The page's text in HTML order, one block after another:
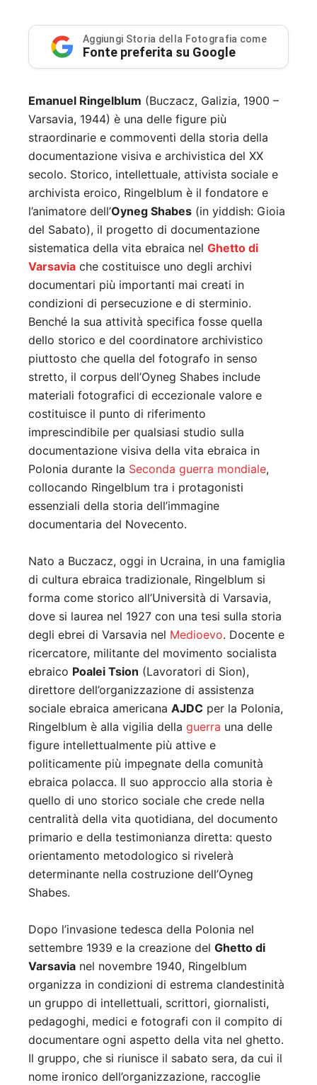
Aggiungi Storia della Fotografia come
Fonte preferita su Google
Emanuel Ringelblum (Buczacz, Galizia, 1900 –
Varsavia, 1944) è una delle figure più
straordinarie e commoventi della storia della
documentazione visiva e archivistica del XX
secolo. Storico, intellettuale, attivista sociale e
archivista eroico, Ringelblum è il fondatore e
l’animatore dell’Oyneg Shabes (in yiddish: Gioia
del Sabato), il progetto di documentazione
sistematica della vita ebraica nel Ghetto di
Varsavia che costituisce uno degli archivi
documentari più importanti mai creati in
condizioni di persecuzione e di sterminio.
Benché la sua attività specifica fosse quella
dello storico e del coordinatore archivistico
piuttosto che quella del fotografo in senso
stretto, il corpus dell’Oyneg Shabes include
materiali fotografici di eccezionale valore e
costituisce il punto di riferimento
imprescindibile per qualsiasi studio sulla
documentazione visiva della vita ebraica in
Polonia durante la Seconda guerra mondiale,
collocando Ringelblum tra i protagonisti
essenziali della storia dell’immagine
documentaria del Novecento.
Nato a Buczacz, oggi in Ucraina, in una famiglia
di cultura ebraica tradizionale, Ringelblum si
forma come storico all’Università di Varsavia,
dove si laurea nel 1927 con una tesi sulla storia
degli ebrei di Varsavia nel Medioevo. Docente e
ricercatore, militante del movimento socialista
ebraico Poalei Tsion (Lavoratori di Sion),
direttore dell’organizzazione di assistenza
sociale ebraica americana AJDC per la Polonia,
Ringelblum è alla vigilia della guerra una delle
figure intellettualmente più attive e
politicamente più impegnate della comunità
ebraica polacca. Il suo approccio alla storia è
quello di uno storico sociale che crede nella
centralità della vita quotidiana, del documento
primario e della testimonianza diretta: questo
orientamento metodologico si rivelerà
determinante nella costruzione dell’Oyneg
Shabes.
Dopo l’invasione tedesca della Polonia nel
settembre 1939 e la creazione del Ghetto di
Varsavia nel novembre 1940, Ringelblum
organizza in condizioni di estrema clandestinità
un gruppo di intellettuali, scrittori, giornalisti,
pedagoghi, medici e fotografi con il compito di
documentare ogni aspetto della vita nel ghetto.
Il gruppo, che si riunisce il sabato sera, da cui il
nome ironico dell’organizzazione, raccoglie